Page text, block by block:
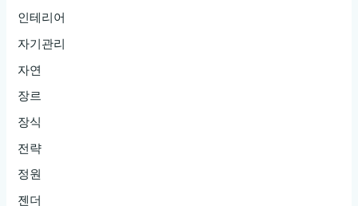
인테리어
자기관리
자연
장르
장식
전략
정원
젠더